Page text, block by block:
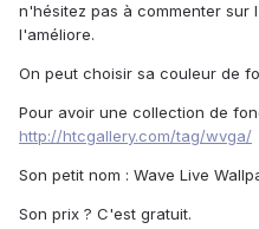
n'hésitez pas à commenter sur
l'améliore.
On peut choisir sa couleur de
Pour avoir une collection de
http://htcgallery.com/tag/wvga/
Son petit nom : Wave Live
Son prix ? C'est gratuit.